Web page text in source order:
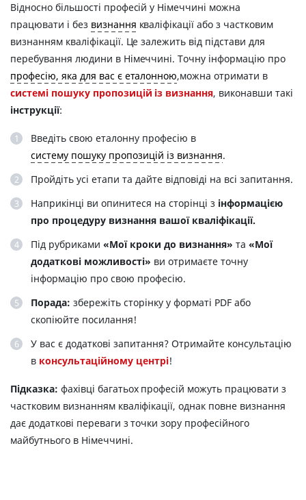
Вiдносно більшості професій у Німеччині можна
працювати і без визнання кваліфікації або з частковим
визнанням кваліфікації. Це залежить від підстави для
перебування людини в Німеччині. Точну інформацію про
професію, яка для вас є еталонною,можна отримати в
системі пошуку пропозицiй iз визнання, виконавши такі
інструкції:
Введіть свою еталонну професію в
систему пошуку пропозицiй iз визнання.
Пройдіть усі етапи та дайте відповіді на всі запитання.
Наприкінці ви опинитеся на сторінці з інформацією
про процедуру визнання вашої кваліфікації.
Під рубриками «Мої кроки до визнання» та «Мої
додаткові можливості» ви отримаєте точну
інформацію про свою професію.
Порада: збережіть сторінку у форматі PDF або
скопіюйте посилання!
У вас є додаткові запитання? Отримайте консультацію
в консультаційному центрі!
Підказка: фахівці багатьох професій можуть працювати з
частковим визнанням кваліфікації, однак повне визнання
дає додаткові переваги з точки зору професійного
майбутнього в Німеччині.